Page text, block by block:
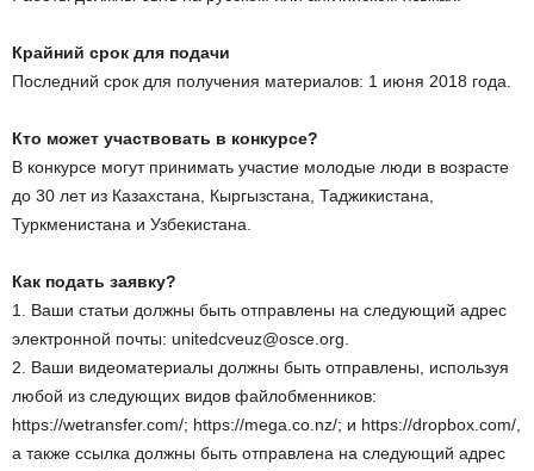
Крайний срок для подачи
Последний срок для получения материалов: 1 июня 2018 года.
Кто может участвовать в конкурсе?
В конкурсе могут принимать участие молодые люди в возрасте
до 30 лет из Казахстана, Кыргызстана, Таджикистана,
Туркменистана и Узбекистана.
Как подать заявку?
1. Ваши статьи должны быть отправлены на следующий адрес
электронной почты: unitedcveuz@osce.org.
2. Ваши видеоматериалы должны быть отправлены, используя
любой из следующих видов файлобменников:
https://wetransfer.com/; https://mega.co.nz/; и https://dropbox.com/,
а также ссылка должны быть отправлена на следующий адрес